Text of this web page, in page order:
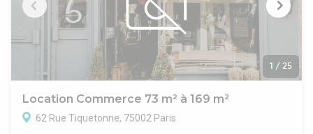
Cession droit au bail : Nous contacter
Loyer mensuel : 1 987 € HT HC
Disponibilité : Immediate
1 / 25
Location Commerce 73 m² à 169 m²
62 Rue Tiquetonne, 75002 Paris